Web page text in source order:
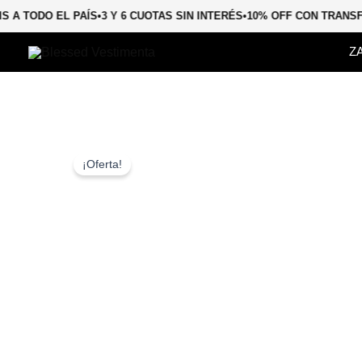
A TODO EL PAÍS• 3 Y 6 CUOTAS SIN INTERÉS•10% OFF CON
Ir
al
contenido
¡Oferta!